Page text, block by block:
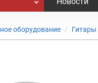
оборудование Гитары